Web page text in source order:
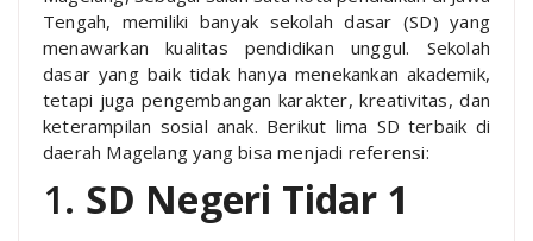
Tengah, memiliki banyak sekolah dasar (SD) yang
menawarkan kualitas pendidikan unggul. Sekolah
dasar yang baik tidak hanya menekankan akademik,
tetapi juga pengembangan karakter, kreativitas, dan
keterampilan sosial anak. Berikut lima SD terbaik di
daerah Magelang yang bisa menjadi referensi:
1. SD Negeri Tidar 1